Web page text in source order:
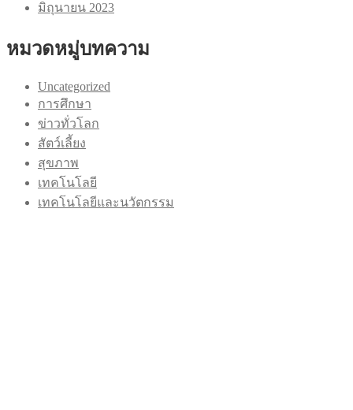
มิถุนายน 2023
หมวดหมู่บทความ
Uncategorized
การศึกษา
ข่าวทั่วโลก
สัตว์เลี้ยง
สุขภาพ
เทคโนโลยี
เทคโนโลยีและนวัตกรรม